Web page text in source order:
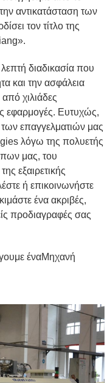
αντικατάσταση των
τον τίτλο της
διαδικασία που
και την ασφάλεια
χιλιάδες
εφαρμογές. Ευτυχώς,
των επαγγελματιών μας
λόγω της πολυετής
μας, του
εξαιρετικής
ή επικοινωνήστε
ένα ακριβές,
προδιαγραφές σας
έναΜηχανή